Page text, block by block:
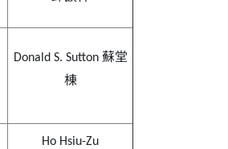
Donald S. Sutton 蘇堂
棟
Ho Hsiu-Zu